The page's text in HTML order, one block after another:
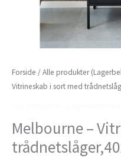
Forside /Alle produkter
Vitrineskab i sort med
Melbourne –